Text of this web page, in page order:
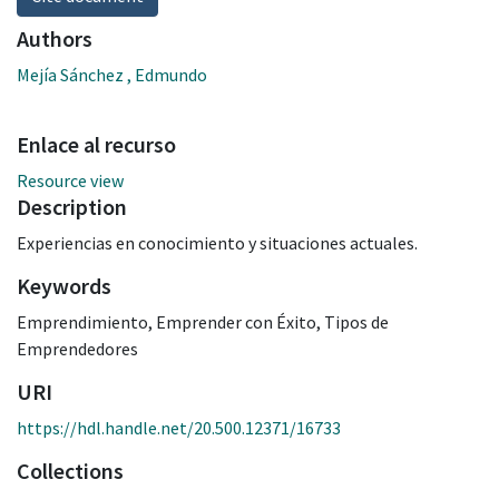
Authors
Mejía Sánchez , Edmundo
Enlace al recurso
Resource view
Description
Experiencias en conocimiento y situaciones actuales.
Keywords
Emprendimiento, Emprender con Éxito, Tipos de
Emprendedores
URI
https://hdl.handle.net/20.500.12371/16733
Collections